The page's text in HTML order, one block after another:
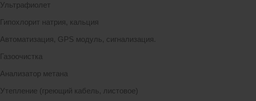
Ультрафиолет
Гипохлорит натрия, кальция
Автоматизация, GPS модуль, сигнализация.
Газоочистка
Анализатор метана
Утепление (греющий кабель, листовое)